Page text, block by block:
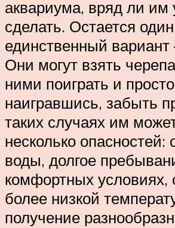
аквариума, вряд ли им
сделать. Остается один
единственный вариант
Они могут взять
ними поиграть и просто
наигравшись, забыть
таких случаях им
несколько опасностей:
воды, долгое
комфортных условиях,
более низкой
получение